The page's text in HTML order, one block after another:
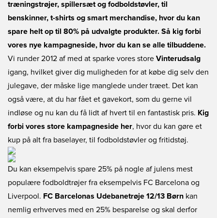
træningstrøjer, spillersæt og fodboldstøvler, til
benskinner, t-shirts og smart merchandise, hvor du kan
spare helt op til 80% på udvalgte produkter. Så kig forbi
vores nye kampagneside, hvor du kan se alle tilbuddene.
Vi runder 2012 af med at sparke vores store Vinterudsalg
igang, hvilket giver dig muligheden for at købe dig selv den
julegave, der måske lige manglede under træet. Det kan
også være, at du har fået et gavekort, som du gerne vil
indløse og nu kan du få lidt af hvert til en fantastisk pris. Kig
forbi vores store kampagneside her, hvor du kan gøre et
kup på alt fra baselayer, til fodboldstøvler og fritidstøj.
Du kan eksempelvis spare 25% på nogle af julens mest
populære fodboldtrøjer fra eksempelvis FC Barcelona og
Liverpool. FC Barcelonas Udebanetrøje 12/13 Børn kan
nemlig erhverves med en 25% besparelse og skal derfor